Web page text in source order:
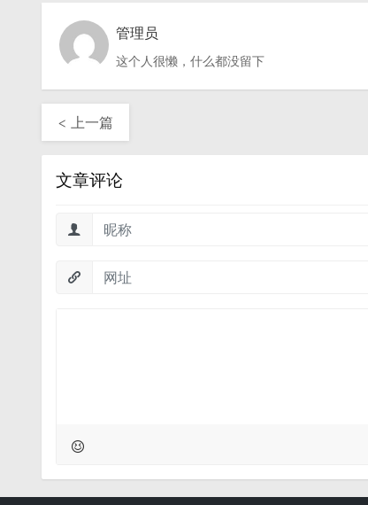
管理员
这个人很懒，什么都没留下
< 上一篇
文章评论